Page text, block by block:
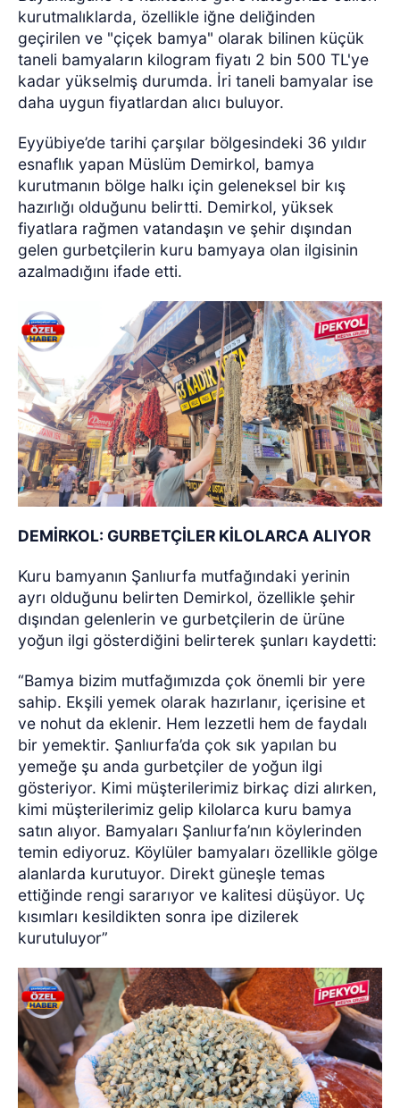
kurutmalıklarda, özellikle iğne deliğinden
geçirilen ve "çiçek bamya" olarak bilinen küçük
taneli bamyaların kilogram fiyatı 2 bin 500 TL'ye
kadar yükselmiş durumda. İri taneli bamyalar ise
daha uygun fiyatlardan alıcı buluyor.
Eyyübiye’de tarihi çarşılar bölgesindeki 36 yıldır
esnaflık yapan Müslüm Demirkol, bamya
kurutmanın bölge halkı için geleneksel bir kış
hazırlığı olduğunu belirtti. Demirkol, yüksek
fiyatlara rağmen vatandaşın ve şehir dışından
gelen gurbetçilerin kuru bamyaya olan ilgisinin
azalmadığını ifade etti.
DEMİRKOL: GURBETÇİLER KİLOLARCA ALIYOR
Kuru bamyanın Şanlıurfa mutfağındaki yerinin
ayrı olduğunu belirten Demirkol, özellikle şehir
dışından gelenlerin ve gurbetçilerin de ürüne
yoğun ilgi gösterdiğini belirterek şunları kaydetti:
“Bamya bizim mutfağımızda çok önemli bir yere
sahip. Ekşili yemek olarak hazırlanır, içerisine et
ve nohut da eklenir. Hem lezzetli hem de faydalı
bir yemektir. Şanlıurfa’da çok sık yapılan bu
yemeğe şu anda gurbetçiler de yoğun ilgi
gösteriyor. Kimi müşterilerimiz birkaç dizi alırken,
kimi müşterilerimiz gelip kilolarca kuru bamya
satın alıyor. Bamyaları Şanlıurfa’nın köylerinden
temin ediyoruz. Köylüler bamyaları özellikle gölge
alanlarda kurutuyor. Direkt güneşle temas
ettiğinde rengi sararıyor ve kalitesi düşüyor. Uç
kısımları kesildikten sonra ipe dizilerek
kurutuluyor”